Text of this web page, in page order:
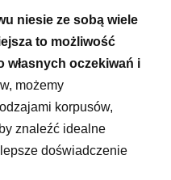
niesie ze sobą wiele
to możliwość
oczekiwań i
możemy
korpusów,
znaleźć idealne
doświadczenie